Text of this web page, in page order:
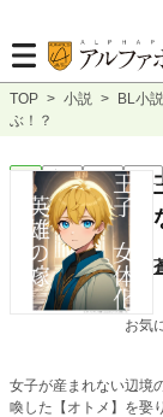
TOP > 小説 > BL小説
ぶ！？
BL 完結 長編
お気
女子が産まれない辺境
喚した【オトメ】を娶